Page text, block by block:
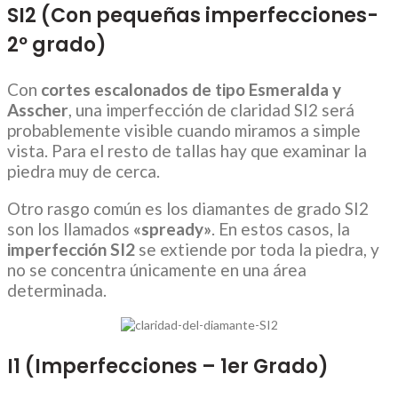
SI2 (Con pequeñas imperfecciones-
2º grado)
Con cortes escalonados de tipo Esmeralda y
Asscher, una imperfección de claridad SI2 será
probablemente visible cuando miramos a simple
vista. Para el resto de tallas hay que examinar la
piedra muy de cerca.
Otro rasgo común es los diamantes de grado SI2
son los llamados «spready». En estos casos, la
imperfección SI2 se extiende por toda la piedra, y
no se concentra únicamente en una área
determinada.
I1 (Imperfecciones – 1er Grado)